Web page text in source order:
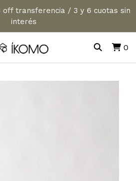
off transferencia / 3 y 6 cuotas sin
interés
0